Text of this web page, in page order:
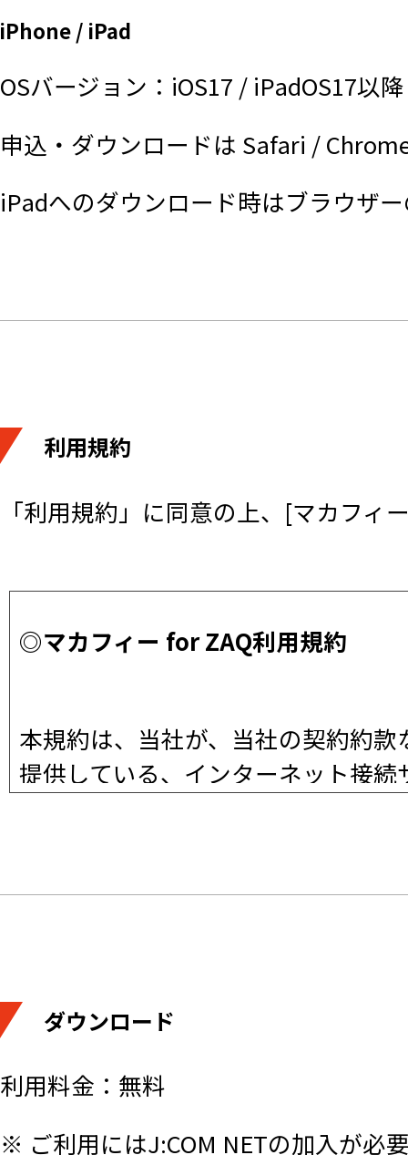
iPhone / iPad
OSバージョン：iOS17 / iPadOS17以降
申込・ダウンロードは Safari /
iPadへのダウンロード時はブラウザ
利用規約
「利用規約」に同意の上、[マカフ
◎マカフィー for ZAQ利用規約
本規約は、当社が、当社の契約約
提供している、インターネット接
約款などと本規約との間で矛盾点
の規定が準用されるものとします。
ダウンロード
利用料金：無料
※ ご利用にはJ:COM NETの加入が必